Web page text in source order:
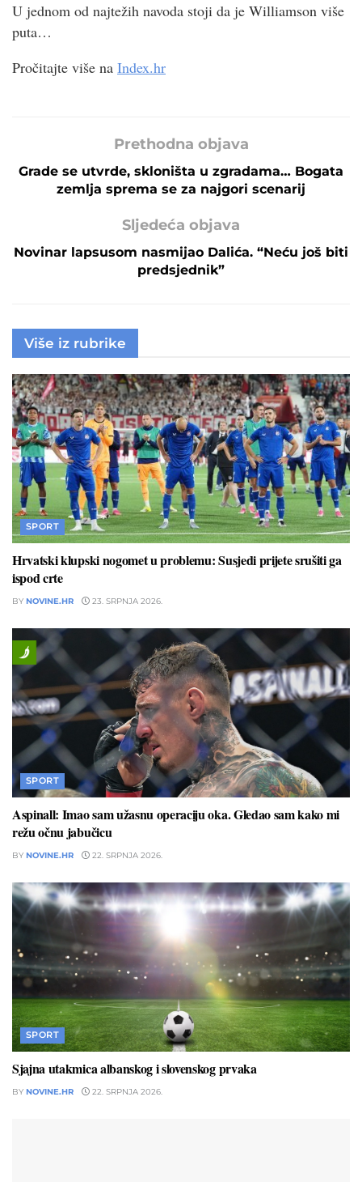
U jednom od najtežih navoda stoji da je Williamson više
puta…
Pročitajte više na Index.hr
Prethodna objava
Grade se utvrde, skloništa u zgradama… Bogata
zemlja sprema se za najgori scenarij
Sljedeća objava
Novinar lapsusom nasmijao Dalića. “Neću još biti
predsjednik”
Više iz rubrike
SPORT
Hrvatski klupski nogomet u problemu: Susjedi prijete srušiti ga
ispod crte
BY NOVINE.HR 23. SRPNJA 2026.
SPORT
Aspinall: Imao sam užasnu operaciju oka. Gledao sam kako mi
režu očnu jabučicu
BY NOVINE.HR 22. SRPNJA 2026.
SPORT
Sjajna utakmica albanskog i slovenskog prvaka
BY NOVINE.HR 22. SRPNJA 2026.